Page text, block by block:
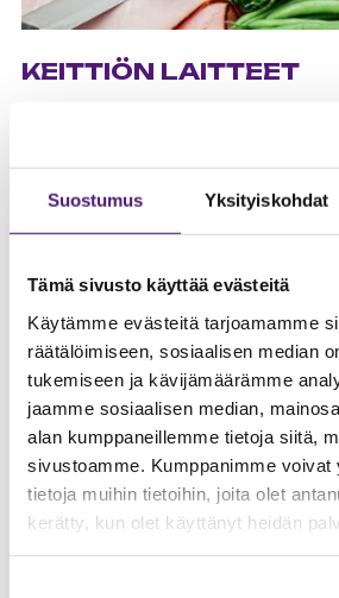
Suostumus Yksityiskohdat
Tämä sivusto käyttää evästeitä
Käytämme evästeitä tarjoamamme
räätälöimiseen, sosiaalisen median
tukemiseen ja kävijämäärämme
jaamme sosiaalisen median,
alan kumppaneillemme tietoja siitä,
sivustoamme. Kumppanimme voivat
tietoja muihin tietoihin, joita olet
kerätty, kun olet käyttänyt heidän
KEITTIÖN LAITTEET
Mikäli astianpesukoneen kanssa
tarkistathan ensin, että hana on
keittiölavuaarin vesihanasta.
KYLMÄSÄILYTYSTILAT
Kohteen jääkaappi on tyhjä ja
lämmintä juomaa tai kuljetuksessa
ruokaa, ei jääkaapin sisälämpötila
vaan se lämpiää. Viileneminen
on vaarana että ruoka menee
Suosittelemme laittamaan kaappiin
pakolliset ruokatarvikkeet mitkä
kylmäsäilytystä.
Juomia voi viilentään pakastimessa